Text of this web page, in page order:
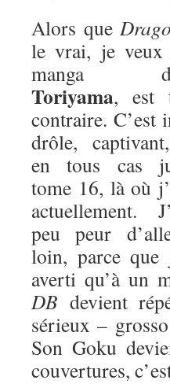
Alors que
le vrai, je
manga
Toriyama, est
contraire. C’est
drôle,
en tous cas
tome 16, là où
actuellement.
peu peur
loin, parce que
averti qu’à un
DB devient
sérieux –
Son Goku
couvertures,